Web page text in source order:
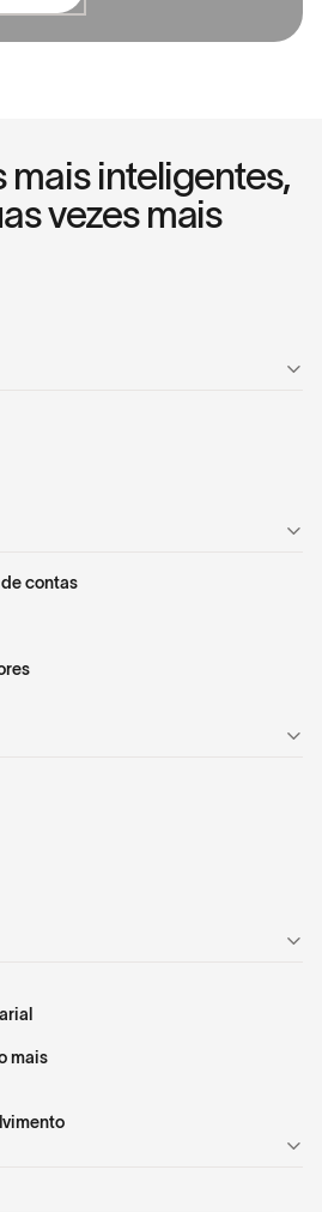
mais inteligentes,
vezes mais
contas
mais